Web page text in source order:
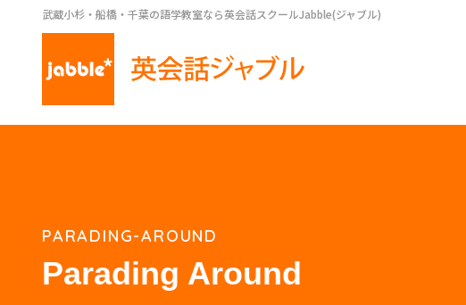
武蔵小杉・船橋・千葉の語学教室なら英会話スクールJabble(ジャブル)
PARADING-AROUND
Parading Around